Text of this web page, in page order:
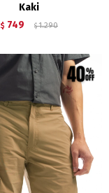
Kaki
$ 749 $ 1.290